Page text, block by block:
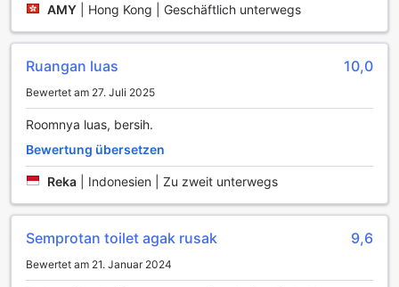
AMY Hong Kong | Geschäftlich unterwegs
Ruangan luas 10,0
Bewertet am 27. Juli 2025
Roomnya luas, bersih.
Bewertung übersetzen
Reka Indonesien | Zu zweit unterwegs
Semprotan toilet agak rusak 9,6
Bewertet am 21. Januar 2024